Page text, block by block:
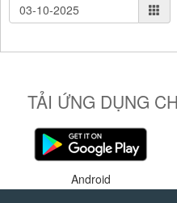
TẢI ỨNG DỤNG
Android